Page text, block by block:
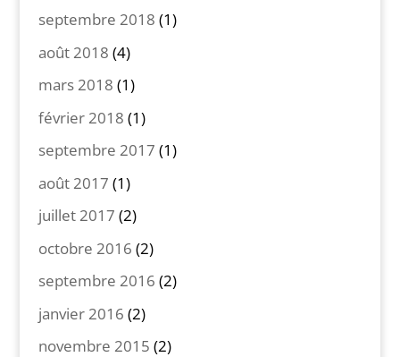
septembre 2018 (1)
août 2018 (4)
mars 2018 (1)
février 2018 (1)
septembre 2017 (1)
août 2017 (1)
juillet 2017 (2)
octobre 2016 (2)
septembre 2016 (2)
janvier 2016 (2)
novembre 2015 (2)